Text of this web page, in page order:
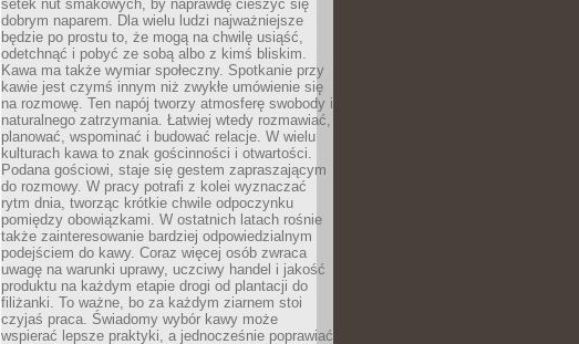
setek nut smakowych, by naprawdę cieszyć się
dobrym naparem. Dla wielu ludzi najważniejsze
będzie po prostu to, że mogą na chwilę usiąść,
odetchnąć i pobyć ze sobą albo z kimś bliskim.
Kawa ma także wymiar społeczny. Spotkanie przy
kawie jest czymś innym niż zwykłe umówienie się
na rozmowę. Ten napój tworzy atmosferę swobody i
naturalnego zatrzymania. Łatwiej wtedy rozmawiać,
planować, wspominać i budować relacje. W wielu
kulturach kawa to znak gościnności i otwartości.
Podana gościowi, staje się gestem zapraszającym
do rozmowy. W pracy potrafi z kolei wyznaczać
rytm dnia, tworząc krótkie chwile odpoczynku
pomiędzy obowiązkami. W ostatnich latach rośnie
także zainteresowanie bardziej odpowiedzialnym
podejściem do kawy. Coraz więcej osób zwraca
uwagę na warunki uprawy, uczciwy handel i jakość
produktu na każdym etapie drogi od plantacji do
filiżanki. To ważne, bo za każdym ziarnem stoi
czyjaś praca. Świadomy wybór kawy może
wspierać lepsze praktyki, a jednocześnie poprawiać